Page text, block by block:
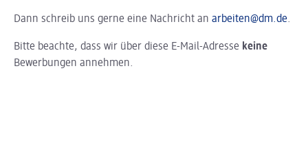
Dann schreib uns gerne eine Nachricht an arbeiten@dm.de.
Bitte beachte, dass wir über diese E-Mail-Adresse keine
Bewerbungen annehmen.